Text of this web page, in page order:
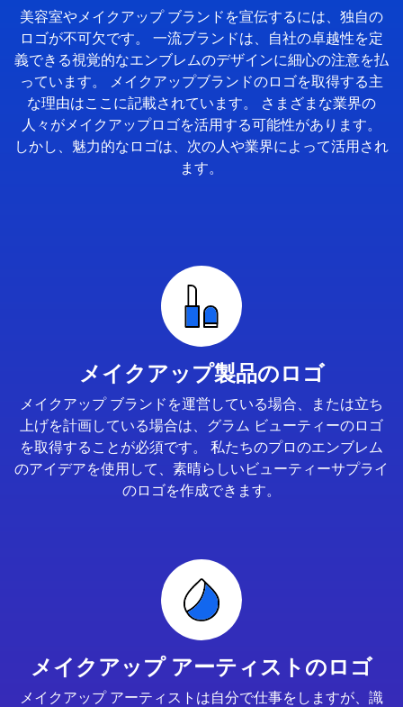
美容室やメイクアップ ブランドを宣伝するには、独自の
ロゴが不可欠です。 一流ブランドは、自社の卓越性を定
義できる視覚的なエンブレムのデザインに細心の注意を払
っています。 メイクアップブランドのロゴを取得する主
な理由はここに記載されています。 さまざまな業界の
人々がメイクアップロゴを活用する可能性があります。
しかし、魅力的なロゴは、次の人や業界によって活用され
ます。
メイクアップ製品のロゴ
メイクアップ ブランドを運営している場合、または立ち
上げを計画している場合は、グラム ビューティーのロゴ
を取得することが必須です。 私たちのプロのエンブレム
のアイデアを使用して、素晴らしいビューティーサプライ
のロゴを作成できます。
メイクアップ アーティストのロゴ
メイクアップ アーティストは自分で仕事をしますが、識